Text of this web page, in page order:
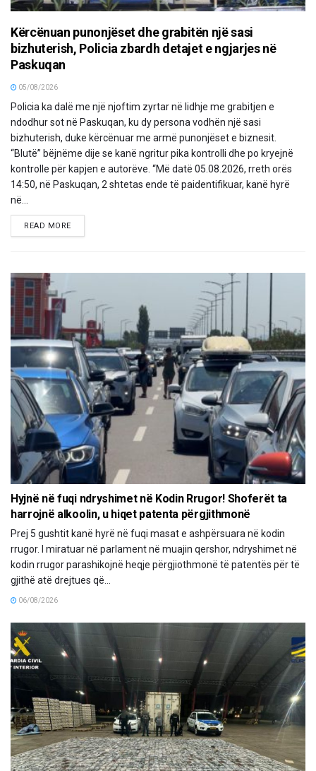
Kërcënuan punonjëset dhe grabitën një sasi
bizhuterish, Policia zbardh detajet e ngjarjes në
Paskuqan
05/08/2026
Policia ka dalë me një njoftim zyrtar në lidhje me grabitjen e
ndodhur sot në Paskuqan, ku dy persona vodhën një sasi
bizhuterish, duke kërcënuar me armë punonjëset e biznesit.
“Blutë” bëjnëme dije se kanë ngritur pika kontrolli dhe po kryejnë
kontrolle për kapjen e autorëve. “Më datë 05.08.2026, rreth orës
14:50, në Paskuqan, 2 shtetas ende të paidentifikuar, kanë hyrë
në...
READ MOREDETAILS
Hyjnë në fuqi ndryshimet në Kodin Rrugor! Shoferët ta
harrojnë alkoolin, u hiqet patenta përgjithmonë
Prej 5 gushtit kanë hyrë në fuqi masat e ashpërsuara në kodin
rrugor. I miratuar në parlament në muajin qershor, ndryshimet në
kodin rrugor parashikojnë heqje përgjiothmonë të patentës për të
gjithë atë drejtues që...
06/08/2026